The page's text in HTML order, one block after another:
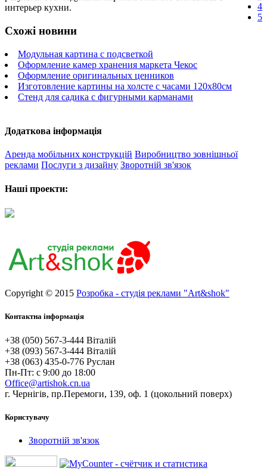
4
5
интерьер кухни.
Схожі новини
Модульная картина с подсветкой
Оформление камер хранения маркета Чекос
Оформление оригинальных ценников
Изготовление картины на холсте с часами 120х80см
Стенд для садика с фигурными карманами
Додаткова інформація
Аренда мобільних конструкцій Виробництво зовнішньої
реклами Послуги з дизайну Зворотній зв'язок
Наші проекти:
Copyright © 2015 Розробка - студія реклами "Art&shok"
Контактна інформація
+38 (050) 567-3-444 Віталій
+38 (093) 567-3-444 Віталій
+38 (063) 435-0-776 Руслан
Пн-Пт: с 9:00 до 18:00
Office@artishok.cn.ua
г. Чернігів, пр.Перемоги, 139, оф. 1 (цокольний поверх)
Користувачу
Зворотній зв'язок